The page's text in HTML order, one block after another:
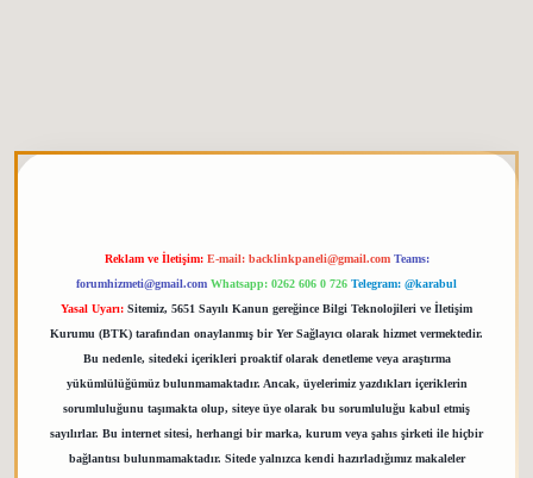
Reklam ve İletişim: E-mail: backlinkpaneli@gmail.com Teams:
forumhizmeti@gmail.com Whatsapp: 0262 606 0 726 Telegram: @karabul
Yasal Uyarı: Sitemiz, 5651 Sayılı Kanun gereğince Bilgi Teknolojileri ve İletişim
Kurumu (BTK) tarafından onaylanmış bir Yer Sağlayıcı olarak hizmet vermektedir.
Bu nedenle, sitedeki içerikleri proaktif olarak denetleme veya araştırma
yükümlülüğümüz bulunmamaktadır. Ancak, üyelerimiz yazdıkları içeriklerin
sorumluluğunu taşımakta olup, siteye üye olarak bu sorumluluğu kabul etmiş
sayılırlar. Bu internet sitesi, herhangi bir marka, kurum veya şahıs şirketi ile hiçbir
bağlantısı bulunmamaktadır. Sitede yalnızca kendi hazırladığımız makaleler